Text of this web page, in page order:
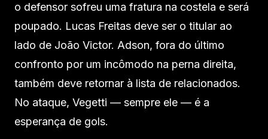
o defensor sofreu uma fratura na costela e será
poupado. Lucas Freitas deve ser o titular ao
lado de João Victor. Adson, fora do último
confronto por um incômodo na perna direita,
também deve retornar à lista de relacionados.
No ataque, Vegetti — sempre ele — é a
esperança de gols.